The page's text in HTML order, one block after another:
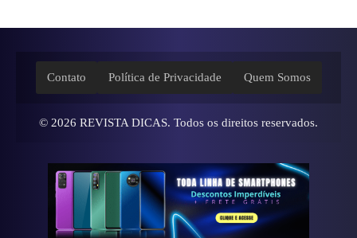
Contato Política de Privacidade Quem Somos
© 2026 REVISTA DICAS. Todos os direitos reservados.